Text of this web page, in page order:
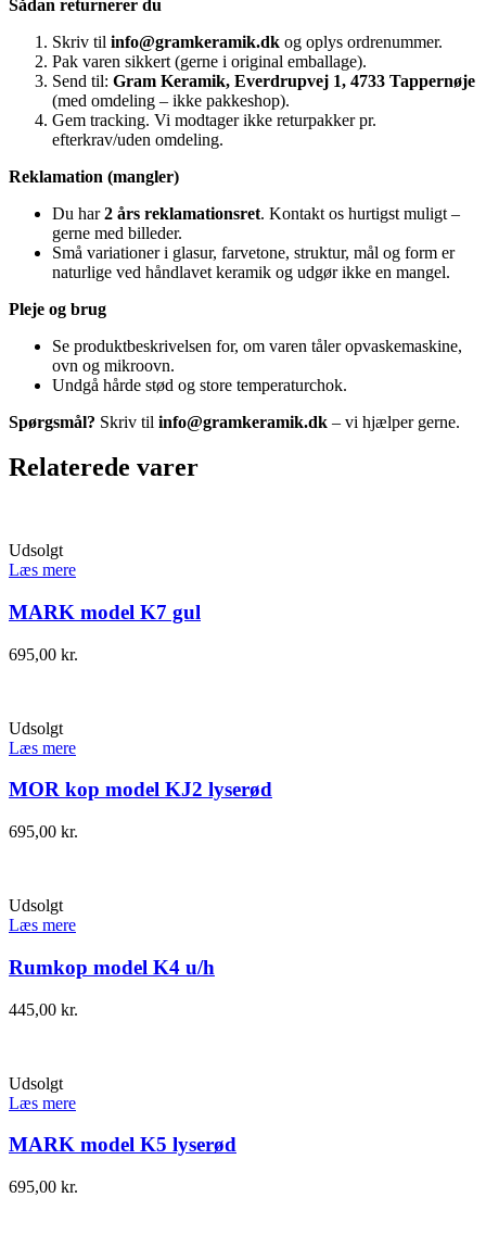
Sådan returnerer du
Skriv til info@gramkeramik.dk og oplys ordrenummer.
Pak varen sikkert (gerne i original emballage).
Send til: Gram Keramik, Everdrupvej 1, 4733 Tappernøje
(med omdeling – ikke pakkeshop).
Gem tracking. Vi modtager ikke returpakker pr.
efterkrav/uden omdeling.
Reklamation (mangler)
Du har2 års reklamationsret. Kontakt os hurtigst muligt –
gerne med billeder.
Små variationer i glasur, farvetone, struktur, mål og form er
naturlige ved håndlavet keramik og udgør ikke en mangel.
Pleje og brug
Se produktbeskrivelsen for, om varen tåler opvaskemaskine,
ovn og mikroovn.
Undgå hårde stød og store temperaturchok.
Spørgsmål? Skriv til info@gramkeramik.dk – vi hjælper gerne.
Relaterede varer
Udsolgt
Læs mere
MARK model K7 gul
695,00 kr.
Udsolgt
Læs mere
MOR kop model KJ2 lyserød
695,00 kr.
Udsolgt
Læs mere
Rumkop model K4 u/h
445,00 kr.
Udsolgt
Læs mere
MARK model K5 lyserød
695,00 kr.